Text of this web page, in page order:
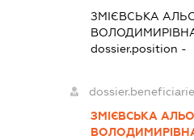
ЗМІЄВСЬКА
dossier.position -
ЗМІЄВСЬКА